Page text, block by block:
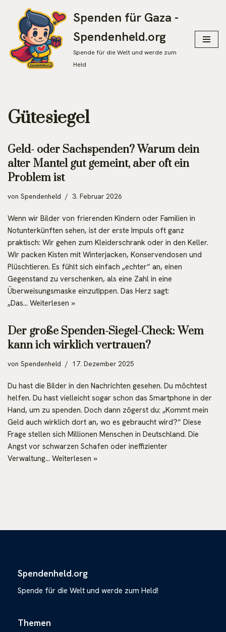
Zum
Inhalt
springen
Spenden für Gaza -
Spendenheld.org
Spende für die Welt und werde zum
Held
Gütesiegel
Geld- oder Sachspenden? Warum dein
alter Mantel gut gemeint, aber oft ein
Problem ist
von Spendenheld 3. Februar 2026
Wenn wir Bilder von frierenden Kindern oder Familien in
Notunterkünften sehen, ist der erste Impuls oft ganz
praktisch: Wir gehen zum Kleiderschrank oder in den Keller.
Wir packen Kisten mit Winterjacken, Konservendosen und
Plüschtieren. Es fühlt sich einfach „echter“ an, einen
Gegenstand zu verschenken, als eine Zahl in eine
Überweisungsmaske einzutippen. Das Herz sagt:
„Das… Weiterlesen »
Der große Spenden-Siegel-Check: Wem
kann ich wirklich vertrauen?
von Spendenheld 17. Dezember 2025
Du hast die Bilder in den Nachrichten gesehen. Du möchtest
helfen. Du hast vielleicht sogar schon das Smartphone in der
Hand, um zu spenden. Doch dann zögerst du: „Kommt mein
Geld auch wirklich dort an, wo es gebraucht wird?“ Diese
Frage stellen sich Millionen Menschen in Deutschland. Die
Angst vor schwarzen Schafen oder ineffizienter
Verwaltung… Weiterlesen »
Spendenheld.org
Spende für die Welt und werde zum Held!
Themen